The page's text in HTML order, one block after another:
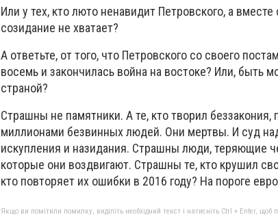
Или у тех, кто люто ненавидит Петровского, а
созидание не хватает?
А ответьте, от того, что Петровского со своего
восемь и закончилась война на востоке? Или, быть
страной?
Страшны не памятники. А те, кто творил
миллионами безвинных людей. Они мертвы. И суд
искупления и назидания. Страшны люди, теряющие
которые они воздвигают. Страшны те, кто крушил
кто повторяет их ошибки в 2016 году? На пороге
Якщо ви помітили помилку, виділіть необхідний текст і натисніть Ctrl + Enter, щоб